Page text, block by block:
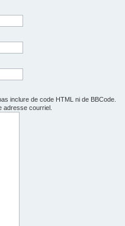
inclure de code HTML ni de BBCode.
adresse courriel.